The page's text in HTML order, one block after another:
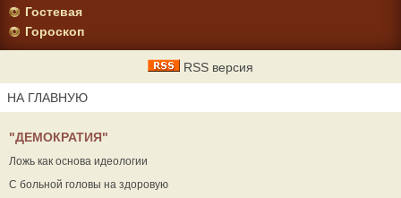
Гостевая
Гороскоп
RSS версия
НА ГЛАВНУЮ
"ДЕМОКРАТИЯ"
Ложь как основа идеологии
С больной головы на здоровую